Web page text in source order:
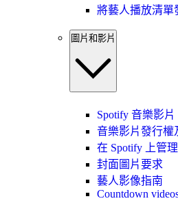
將藝人播放清單
圖片和影片
Spotify 音樂影片
音樂影片發行權
在 Spotify 上管
封面圖片要求
藝人影像指南
Countdown